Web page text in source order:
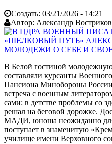
Создать: 03/21/2026 - 14:21
Автор: Александр Востриков
В Белой гостиной
составляли курсанты
Пансиона Минобороны
встреча с военным
сами: в детстве проблемы со
решал на беговой дорожке.
МАДИ, юноша неожиданно для
поступает в знаменитую
училище имени Верховного